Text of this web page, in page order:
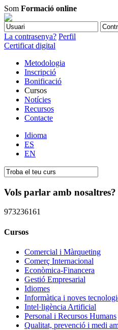
Som Formació online
La contrasenya? Perfil
Certificat digital
Metodologia
Inscripció
Bonificació
Cursos
Notícies
Recursos
Contacte
Idioma
ES
EN
Vols parlar amb nosaltres?
973236161
Cursos
Comercial i Màrqueting
Comerç Internacional
Econòmica-Financera
Gestió Empresarial
Idiomes
Informàtica i noves
Intel·ligència Artificial
Personal i Recursos Humans
Qualitat, prevenció i medi